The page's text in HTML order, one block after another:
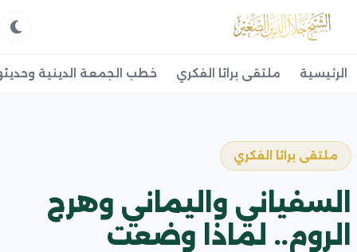
الرئيسية ملتقى براثا الفكري خطب الجمعة الدينية
ملتقى براثا الفكري
السفياني واليماني وهرج
الروم.. لماذا وضعت